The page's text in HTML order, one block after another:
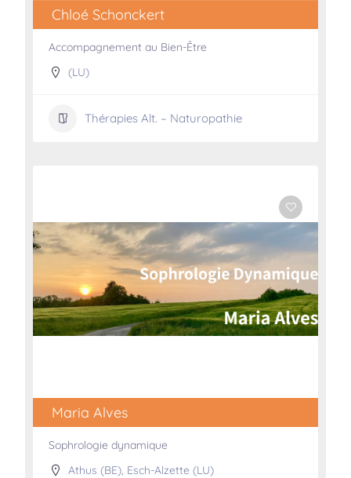
Chloé Schonckert
Accompagnement au Bien-Être
(LU)
Thérapies Alt. – Naturopathie
Maria Alves
Sophrologie dynamique
Athus (BE) Esch-Alzette (LU)